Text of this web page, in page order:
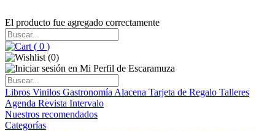
El producto fue agregado correctamente
( 0 )
(0)
Libros Vinilos Gastronomía Alacena Tarjeta de Regalo Talleres
Agenda Revista Intervalo
Nuestros recomendados
Categorías